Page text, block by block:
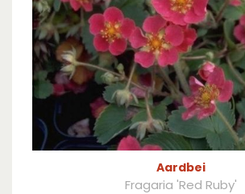
Aardbei
Fragaria 'Red Ruby'